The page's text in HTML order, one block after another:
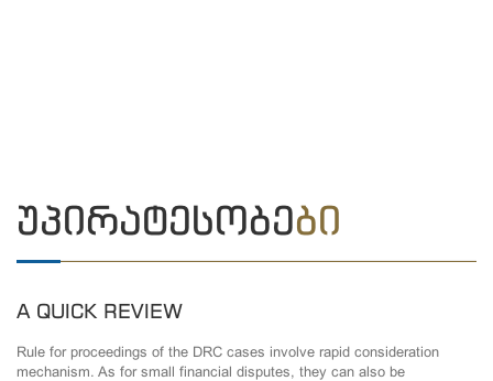
ᲣᲞᲘᲠᲐᲢᲔᲡᲝᲑᲔᲑᲘ
A QUICK REVIEW
Rule for proceedings of the DRC cases involve rapid consideration
mechanism. As for small financial disputes, they can also be